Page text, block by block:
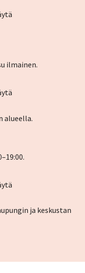
ilmainen.
alueella.
ja keskustan